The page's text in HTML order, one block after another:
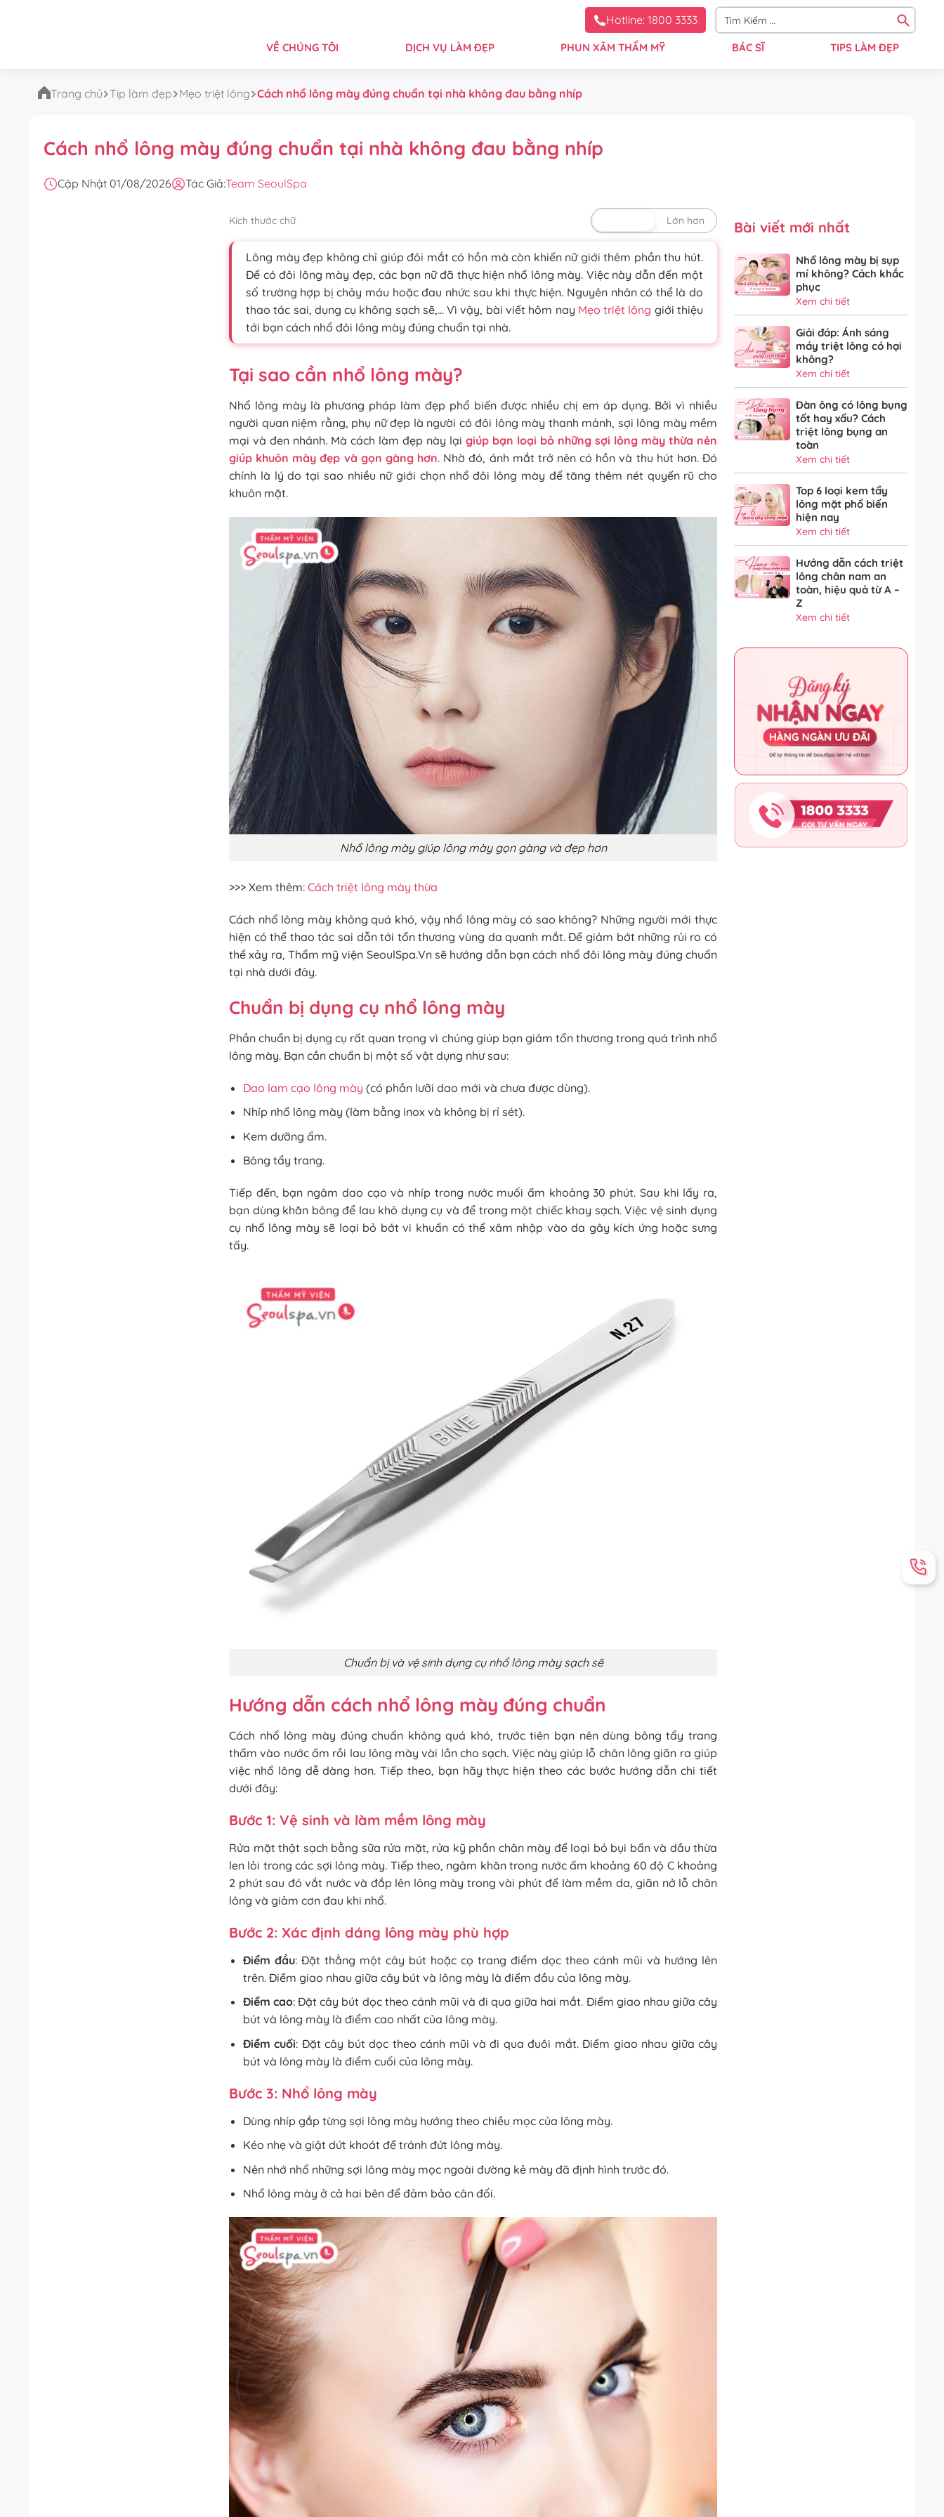
Hotline: 1800 3333
VỀ CHÚNG TÔI DỊCH VỤ LÀM ĐẸP PHUN XĂM THẨM MỸ BÁC SĨ TIPS LÀM ĐẸP
Trang chủ Tip làm đẹp Mẹo triệt lông Cách nhổ lông mày đúng chuẩn tại nhà không đau bằng nhíp
Cách nhổ lông mày đúng chuẩn tại nhà không đau bằng nhíp
Cập Nhật 01/08/2026 Tác Giả:Team SeoulSpa
Kích thước chữ Lớn hơn
Lông mày đẹp không chỉ giúp đôi mắt có hồn mà còn khiến nữ giới thêm phần thu hút.
Để có đôi lông mày đẹp, các bạn nữ đã thực hiện nhổ lông mày. Việc này dẫn đến một
số trường hợp bị chảy máu hoặc đau nhức sau khi thực hiện. Nguyên nhân có thể là do
thao tác sai, dụng cụ không sạch sẽ,… Vì vậy, bài viết hôm nay Mẹo triệt lông giới thiệu
tới bạn cách nhổ đôi lông mày đúng chuẩn tại nhà.
Tại sao cần nhổ lông mày?
Nhổ lông mày là phương pháp làm đẹp phổ biến được nhiều chị em áp dụng. Bởi vì nhiều
người quan niệm rằng, phụ nữ đẹp là người có đôi lông mày thanh mảnh, sợi lông mày mềm
mại và đen nhánh. Mà cách làm đẹp này lại giúp bạn loại bỏ những sợi lông mày thừa nên
giúp khuôn mày đẹp và gọn gàng hơn. Nhờ đó, ánh mắt trở nên có hồn và thu hút hơn. Đó
chính là lý do tại sao nhiều nữ giới chọn nhổ đôi lông mày để tăng thêm nét quyến rũ cho
khuôn mặt.
Nhổ lông mày giúp lông mày gọn gàng và đẹp hơn
>>> Xem thêm: Cách triệt lông mày thừa
Cách nhổ lông mày không quá khó, vậy nhổ lông mày có sao không? Những người mới thực
hiện có thể thao tác sai dẫn tới tổn thương vùng da quanh mắt. Để giảm bớt những rủi ro có
thể xảy ra, Thẩm mỹ viện SeoulSpa.Vn sẽ hướng dẫn bạn cách nhổ đôi lông mày đúng chuẩn
tại nhà dưới đây.
Chuẩn bị dụng cụ nhổ lông mày
Phần chuẩn bị dụng cụ rất quan trọng vì chúng giúp bạn giảm tổn thương trong quá trình nhổ
lông mày. Bạn cần chuẩn bị một số vật dụng như sau:
Dao lam cạo lông mày (có phần lưỡi dao mới và chưa được dùng).
Nhíp nhổ lông mày (làm bằng inox và không bị rỉ sét).
Kem dưỡng ẩm.
Bông tẩy trang.
Tiếp đến, bạn ngâm dao cạo và nhíp trong nước muối ấm khoảng 30 phút. Sau khi lấy ra,
bạn dùng khăn bông để lau khô dụng cụ và để trong một chiếc khay sạch. Việc vệ sinh dụng
cụ nhổ lông mày sẽ loại bỏ bớt vi khuẩn có thể xâm nhập vào da gây kích ứng hoặc sưng
tấy.
Chuẩn bị và vệ sinh dụng cụ nhổ lông mày sạch sẽ
Hướng dẫn cách nhổ lông mày đúng chuẩn
Cách nhổ lông mày đúng chuẩn không quá khó, trước tiên bạn nên dùng bông tẩy trang
thấm vào nước ấm rồi lau lông mày vài lần cho sạch. Việc này giúp lỗ chân lông giãn ra giúp
việc nhổ lông dễ dàng hơn. Tiếp theo, bạn hãy thực hiện theo các bước hướng dẫn chi tiết
dưới đây:
Bước 1: Vệ sinh và làm mềm lông mày
Rửa mặt thật sạch bằng sữa rửa mặt, rửa kỹ phần chân mày để loại bỏ bụi bẩn và dầu thừa
len lỏi trong các sợi lông mày. Tiếp theo, ngâm khăn trong nước ấm khoảng 60 độ C khoảng
2 phút sau đó vắt nước và đắp lên lông mày trong vài phút để làm mềm da, giãn nở lỗ chân
lông và giảm cơn đau khi nhổ.
Bước 2: Xác định dáng lông mày phù hợp
Điểm đầu: Đặt thẳng một cây bút hoặc cọ trang điểm dọc theo cánh mũi và hướng lên
trên. Điểm giao nhau giữa cây bút và lông mày là điểm đầu của lông mày.
Điểm cao: Đặt cây bút dọc theo cánh mũi và đi qua giữa hai mắt. Điểm giao nhau giữa cây
bút và lông mày là điểm cao nhất của lông mày.
Điểm cuối: Đặt cây bút dọc theo cánh mũi và đi qua đuôi mắt. Điểm giao nhau giữa cây
bút và lông mày là điểm cuối của lông mày.
Bước 3: Nhổ lông mày
Dùng nhíp gắp từng sợi lông mày hướng theo chiều mọc của lông mày.
Kéo nhẹ và giật dứt khoát để tránh đứt lông mày.
Nên nhớ nhổ những sợi lông mày mọc ngoài đường kẻ mày đã định hình trước đó.
Nhổ lông mày ở cả hai bên để đảm bảo cân đối.
Bài viết mới nhất
Nhổ lông mày bị sụp
mí không? Cách khắc
phục
Xem chi tiết
Giải đáp: Ánh sáng
máy triệt lông có hại
không?
Xem chi tiết
Đàn ông có lông bụng
tốt hay xấu? Cách
triệt lông bụng an
toàn
Xem chi tiết
Top 6 loại kem tẩy
lông mặt phổ biến
hiện nay
Xem chi tiết
Hướng dẫn cách triệt
lông chân nam an
toàn, hiệu quả từ A –
Z
Xem chi tiết